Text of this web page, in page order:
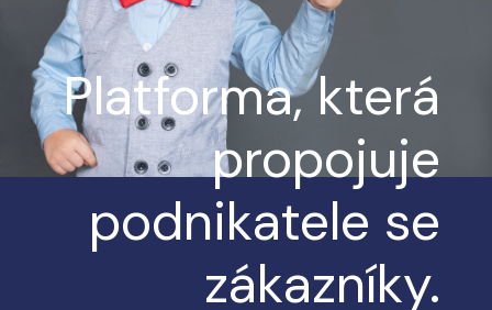
Platforma, která
propojuje
podnikatele se
zákazníky.